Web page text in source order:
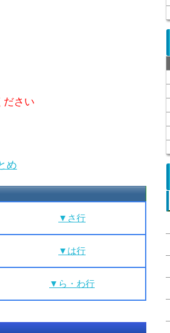
ださい
め
▼さ行
▼は行
▼ら・わ行